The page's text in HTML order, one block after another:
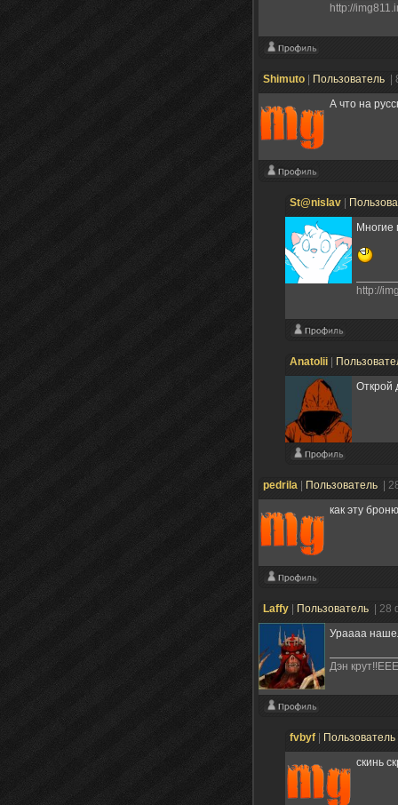
http://
Shimuto Пользователь
А что на
St@nislav
Многие
http://
Anatolii
Открой
pedrila Пользователь
|
как эту
Laffy Пользователь
| 28
Ураааа
Дэн
fvbyf
Пользователь
скинь